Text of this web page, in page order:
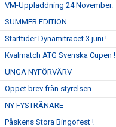
VM-Uppladdning 24 November.
SUMMER EDITION
Starttider Dynamitracet 3 juni !
Kvalmatch ATG Svenska Cupen !
UNGA NYFÖRVÄRV
Öppet brev från styrelsen
NY FYSTRÄNARE
Påskens Stora Bingofest !